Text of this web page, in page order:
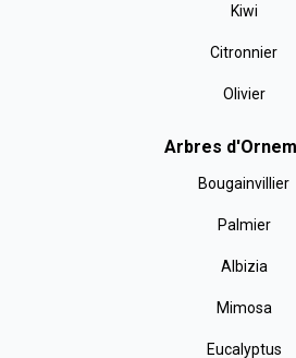
Kiwi
Citronnier
Olivier
Arbres
Bougainvillier
Palmier
Albizia
Mimosa
Eucalyptus